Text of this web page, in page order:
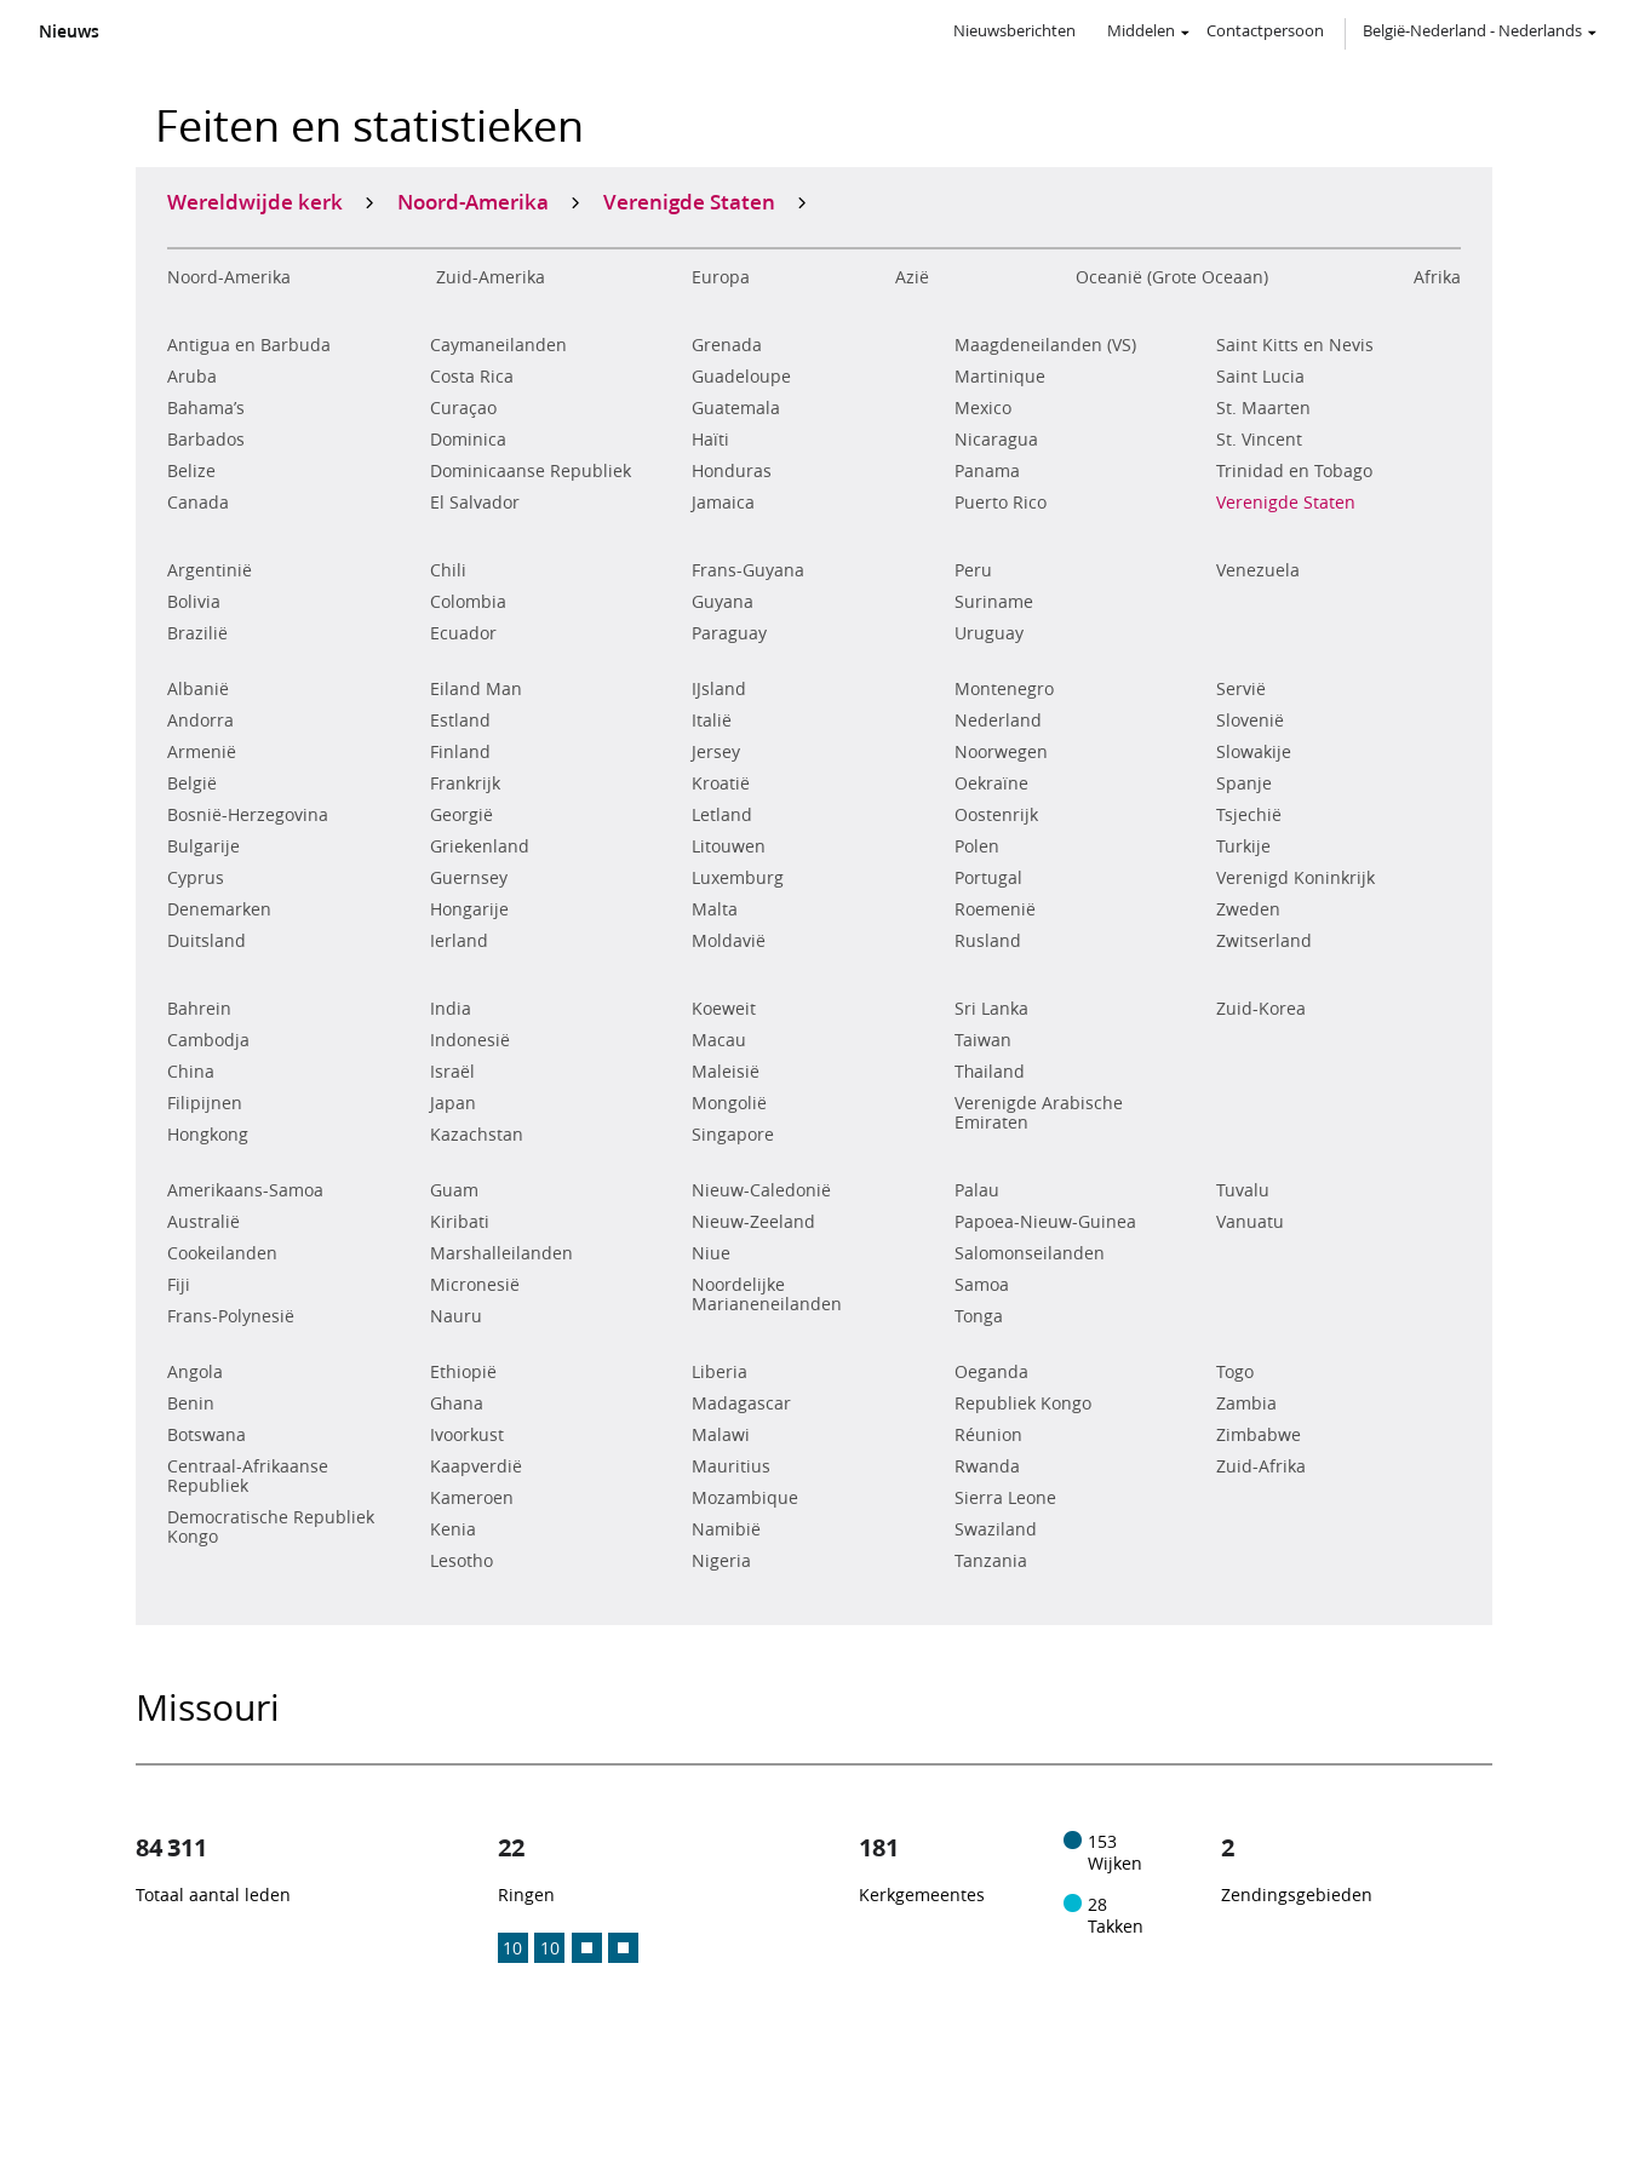
Nieuws Nieuwsberichten Middelen Contactpersoon België-Nederland - Nederlands
Feiten en statistieken
Wereldwijde kerk Noord-Amerika Verenigde Staten
Noord-Amerika Zuid-Amerika Europa Azië Oceanië (Grote Oceaan) Afrika
Antigua en Barbuda
Aruba
Bahama’s
Barbados
Belize
Canada
Caymaneilanden
Costa Rica
Curaçao
Dominica
Dominicaanse Republiek
El Salvador
Grenada
Guadeloupe
Guatemala
Haïti
Honduras
Jamaica
Maagdeneilanden (VS)
Martinique
Mexico
Nicaragua
Panama
Puerto Rico
Saint Kitts en Nevis
Saint Lucia
St. Maarten
St. Vincent
Trinidad en Tobago
Verenigde Staten
Argentinië
Bolivia
Brazilië
Chili
Colombia
Ecuador
Frans-Guyana
Guyana
Paraguay
Peru
Suriname
Uruguay
Venezuela
Albanië
Andorra
Armenië
België
Bosnië-Herzegovina
Bulgarije
Cyprus
Denemarken
Duitsland
Eiland Man
Estland
Finland
Frankrijk
Georgië
Griekenland
Guernsey
Hongarije
Ierland
IJsland
Italië
Jersey
Kroatië
Letland
Litouwen
Luxemburg
Malta
Moldavië
Montenegro
Nederland
Noorwegen
Oekraïne
Oostenrijk
Polen
Portugal
Roemenië
Rusland
Servië
Slovenië
Slowakije
Spanje
Tsjechië
Turkije
Verenigd Koninkrijk
Zweden
Zwitserland
Bahrein
Cambodja
China
Filipijnen
Hongkong
India
Indonesië
Israël
Japan
Kazachstan
Koeweit
Macau
Maleisië
Mongolië
Singapore
Sri Lanka
Taiwan
Thailand
Verenigde Arabische
Emiraten
Zuid-Korea
Amerikaans-Samoa
Australië
Cookeilanden
Fiji
Frans-Polynesië
Guam
Kiribati
Marshalleilanden
Micronesië
Nauru
Nieuw-Caledonië
Nieuw-Zeeland
Niue
Noordelijke
Marianeneilanden
Palau
Papoea-Nieuw-Guinea
Salomonseilanden
Samoa
Tonga
Tuvalu
Vanuatu
Angola
Benin
Botswana
Centraal-Afrikaanse
Republiek
Democratische Republiek
Kongo
Ethiopië
Ghana
Ivoorkust
Kaapverdië
Kameroen
Kenia
Lesotho
Liberia
Madagascar
Malawi
Mauritius
Mozambique
Namibië
Nigeria
Oeganda
Republiek Kongo
Réunion
Rwanda
Sierra Leone
Swaziland
Tanzania
Togo
Zambia
Zimbabwe
Zuid-Afrika
Missouri
84 311
Totaal aantal leden
1 /
22
Ringen
10 10
181
Kerkgemeentes
153
Wijken
28
Takken
2
Zendingsgebieden